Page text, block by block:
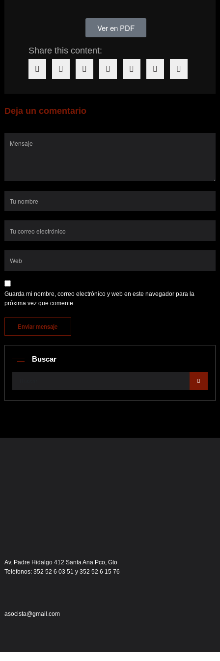
Ver en PDF
Share this content:
Deja un comentario
Guarda mi nombre, correo electrónico y web en este navegador para la
próxima vez que comente.
Buscar
Av. Padre Hidalgo 412 Santa Ana Pco, Gto
Teléfonos: 352 52 6 03 51 y 352 52 6 15 76
asocista@gmail.com